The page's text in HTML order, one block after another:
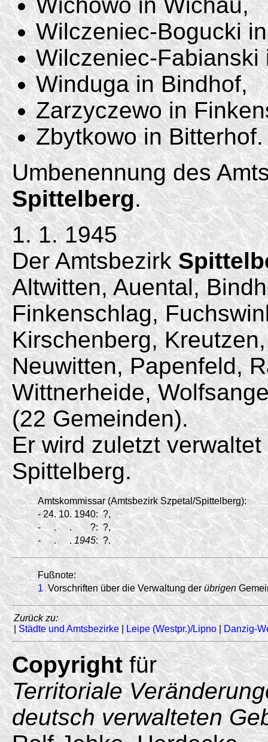
Wilczeniec-Bogucki
Wilczeniec-Fabianski
Winduga in Bindhof,
Zarzyczewo in
Zbytkowo in Bitterhof.
Umbenennung des
Spittelberg.
1. 1. 1945
Der Amtsbezirk
Altwitten, Auental,
Finkenschlag,
Kirschenberg,
Neuwitten, Papenfeld,
Wittnerheide,
(22 Gemeinden).
Er wird zuletzt
Spittelberg.
Amtskommissar (Amtsbezirk Szpetal/Spittelberg):
- 24. 10. 1940: ?,
-
. . ?: ?,
-
. . 1945: ?.
Fußnote:
1 Vorschriften über die Verwaltung derübrigen
Zurück zu:
|Städte und Amtsbezirke| Leipe (Westpr.)/Lipno|Danzig-
Copyrightfür
Territoriale
deutsch verwalteten